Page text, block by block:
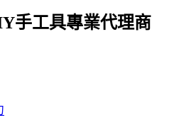
手工具專業代理商